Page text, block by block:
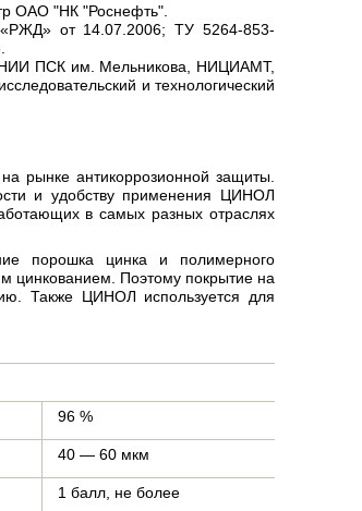
ОАО "НК "Роснефть".
от 14.07.2006; ТУ 5264-853-
ПСК им. Мельникова, НИЦИАМТ,
и технологический
рынке антикоррозионной защиты.
и удобству применения ЦИНОЛ
в самых разных отраслях
порошка цинка и полимерного
цинкованием. Поэтому покрытие на
Также ЦИНОЛ используется для
96 %
40 — 60 мкм
1 балл, не более